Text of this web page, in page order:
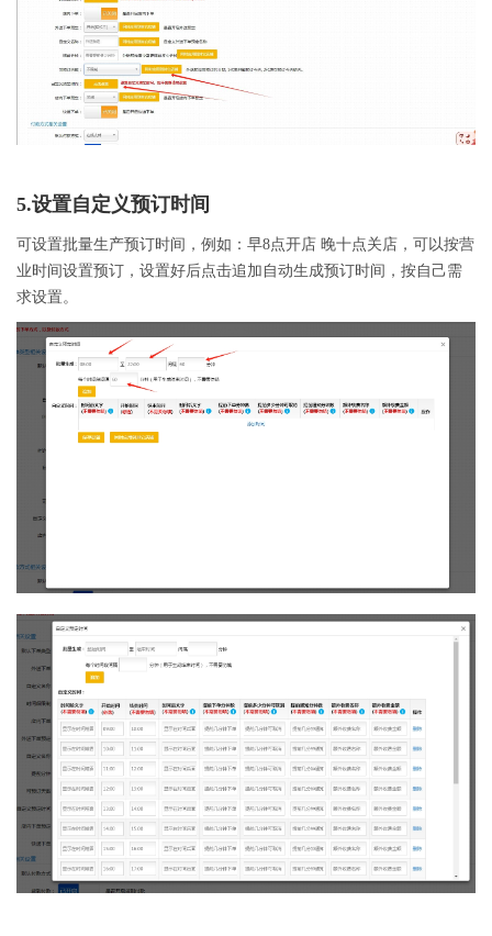
5.设置自定义预订时间
可设置批量生产预订时间，例如：早8点开店 晚十点关店，可以按营
业时间设置预订，设置好后点击追加自动生成预订时间，按自己需
求设置。